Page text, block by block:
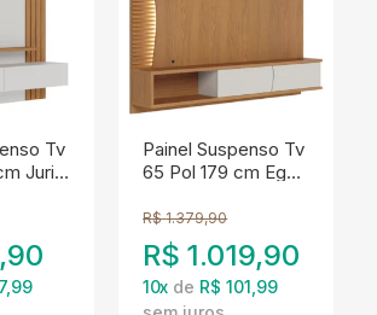
Tv
Juriti
Painel Suspenso Tv
65 Pol 179 cm Egeu
Matte Colibri
R$ 1.379,90
R$ 1.019,90
10x de R$ 101,99